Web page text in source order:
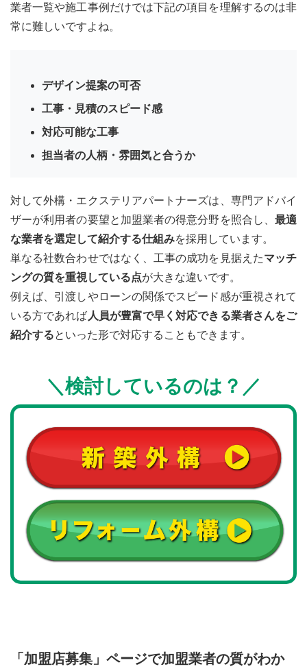
業者一覧や施工事例だけでは下記の項目を理解するのは非
常に難しいですよね。
デザイン提案の可否
工事・見積のスピード感
対応可能な工事
担当者の人柄・雰囲気と合うか
対して外構・エクステリアパートナーズは、専門アドバイ
ザーが利用者の要望と加盟業者の得意分野を照合し、 最適
な業者を選定して紹介する仕組みを採用しています。
単なる社数合わせではなく、工事の成功を見据えたマッチ
ングの質を重視している点が大きな違いです。
例えば、引渡しやローンの関係でスピード感が重視されて
いる方であれば 人員が豊富で早く対応できる業者さんをご
紹介するといった形で対応することもできます。
＼検討しているのは ？ ／
「加盟店募集」ページで加盟業者の質がわか